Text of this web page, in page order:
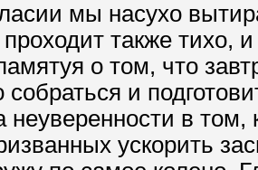
мы насухо
также тихо,
о том, что
собраться и
неуверенности в
ускорить